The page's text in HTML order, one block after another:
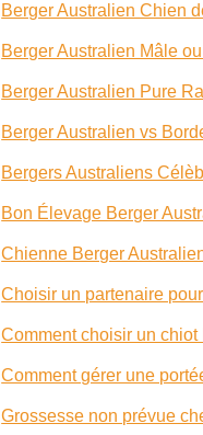
Berger Australien Chien
Berger Australien Mâle
Berger Australien Pure
Berger Australien vs
Bergers Australiens
Bon Élevage Berger
Chienne Berger
Choisir un partenaire
Comment choisir un
Comment gérer une
Grossesse non prévue